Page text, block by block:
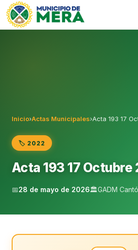
Gobierno Autónomo
Inicio›Actas Municipales›Acta 193 17
🏷️ 2022
Acta 193 17 Octubre
📅28 de mayo de 2026🏛️GADM